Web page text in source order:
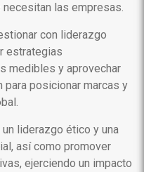
las empresas.
con liderazgo
estrategias
medibles y aprovechar
posicionar marcas y
liderazgo ético y una
así como promover
ejerciendo un impacto